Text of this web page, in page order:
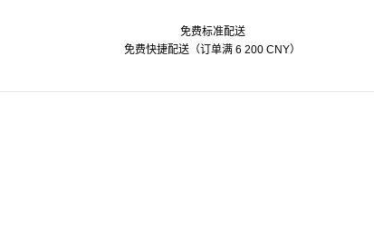
免费标准配送
免费快捷配送（订单满 6 200 CNY）